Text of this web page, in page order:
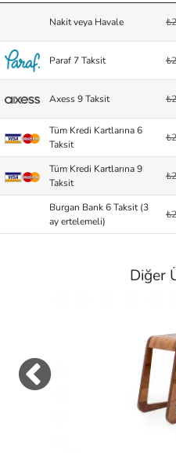
Nakit veya Havale
Paraf 7 Taksit
Axess 9 Taksit
Tüm Kredi Kartlarına 6
Taksit
Tüm Kredi Kartlarına 9
Taksit
Burgan Bank 6 Taksit (3
ay ertelemeli)
Diğer